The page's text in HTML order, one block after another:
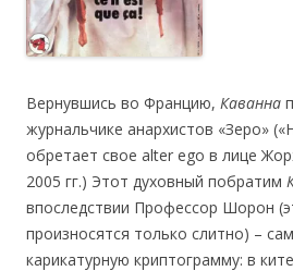
Вернувшись во Францию, Каванна
журнальчике анархистов «Зеро»
обретает свое alter ego в лице
2005 гг.) Этот духовный побратим
впоследствии Профессор Шорон
произносятся только слитно) –
карикатурную криптограмму: в